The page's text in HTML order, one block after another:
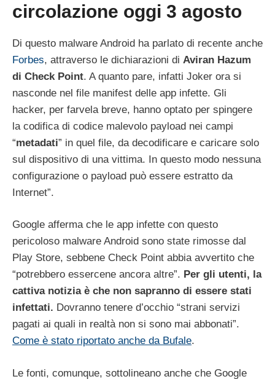
circolazione oggi 3 agosto
Di questo malware Android ha parlato di recente anche
Forbes, attraverso le dichiarazioni di Aviran Hazum
di Check Point. A quanto pare, infatti Joker ora si
nasconde nel file manifest delle app infette. Gli
hacker, per farvela breve, hanno optato per spingere
la codifica di codice malevolo payload nei campi
“metadati” in quel file, da decodificare e caricare solo
sul dispositivo di una vittima. In questo modo nessuna
configurazione o payload può essere estratto da
Internet”.
Google afferma che le app infette con questo
pericoloso malware Android sono state rimosse dal
Play Store, sebbene Check Point abbia avvertito che
“potrebbero essercene ancora altre”. Per gli utenti, la
cattiva notizia è che non sapranno di essere stati
infettati. Dovranno tenere d’occhio “strani servizi
pagati ai quali in realtà non si sono mai abbonati”.
Come è stato riportato anche da Bufale.
Le fonti, comunque, sottolineano anche che Google